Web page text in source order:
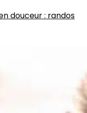
douceur : randos